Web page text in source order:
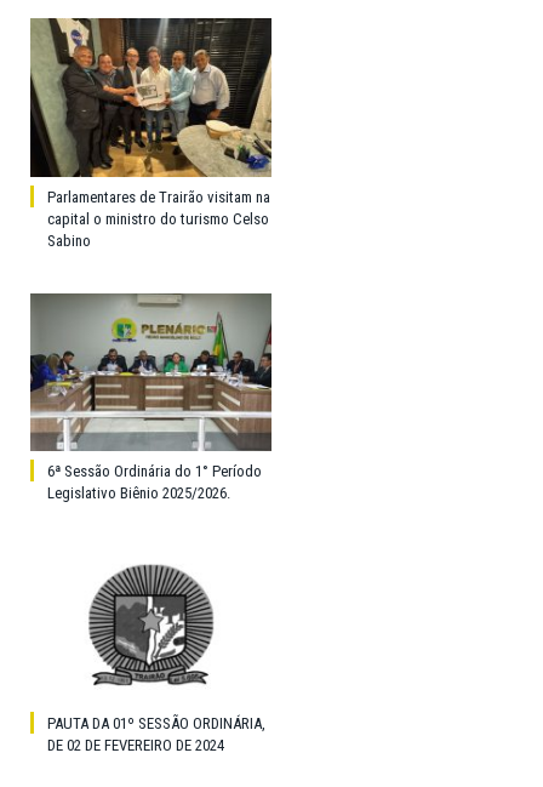
Parlamentares de Trairão visitam na
capital o ministro do turismo Celso
Sabino
6ª Sessão Ordinária do 1° Período
Legislativo Biênio 2025/2026.
PAUTA DA 01º SESSÃO ORDINÁRIA,
DE 02 DE FEVEREIRO DE 2024